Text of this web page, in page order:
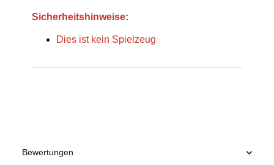
Sicherheitshinweise:
Dies ist kein Spielzeug
Bewertungen